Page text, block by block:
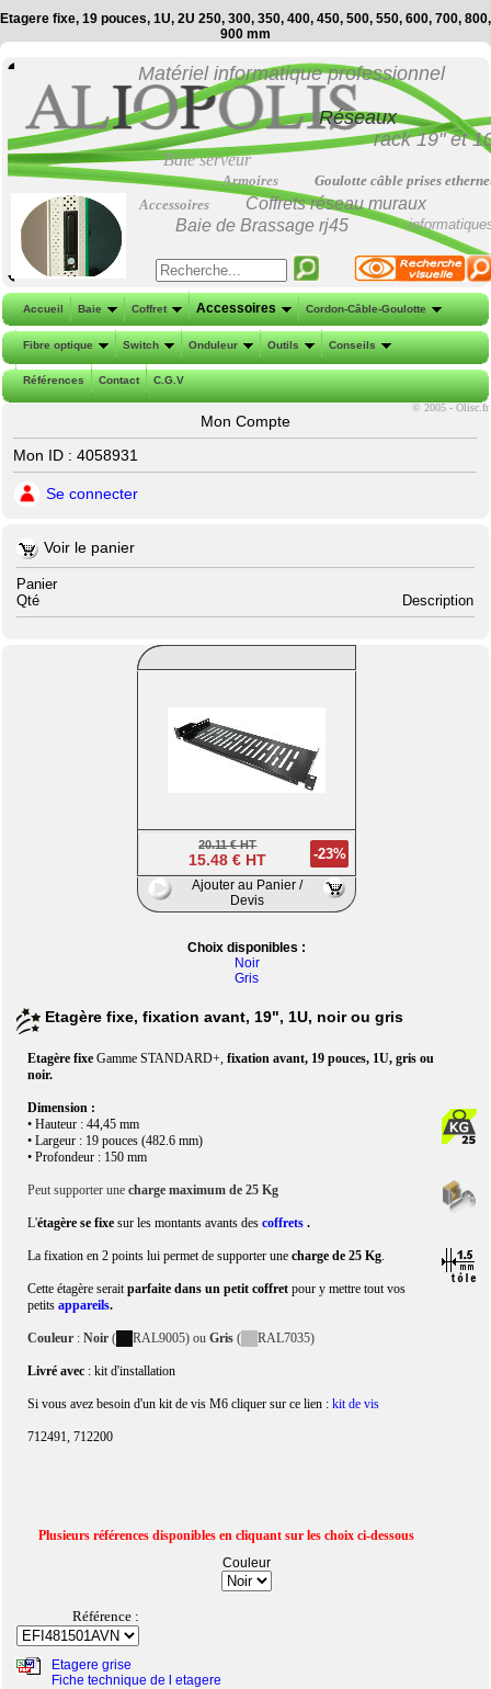
Etagere fixe, 19 pouces, 1U, 2U 250, 300, 350, 400, 450, 500, 550, 600, 700, 800,
900 mm
Matériel informatique professionnel
Réseaux
rack 19"et
Baie serveur
Armoires
Goulotte câble prises
Accessoires
Coffrets réseau muraux
Baie de Brassage rj45
Accueil Baie Coffret Accessoires Cordon-Câble-Goulotte
Fibre optique Switch Onduleur Outils Conseils
Références Contact C.G.V
© 2005 - Olisc.fr
Mon Compte
Mon ID : 4058931
Se connecter
Voir le panier
Panier
Qté
Description
20.11 € HT
15.48 € HT -23%
Ajouter au Panier /
Devis
Choix disponibles :
Noir
Gris
Etagère fixe, fixation avant, 19", 1U, noir ou gris
Etagère fixe Gamme STANDARD+, fixation avant, 19 pouces, 1U, gris ou
noir.
Dimension :
• Hauteur : 44,45 mm
• Largeur : 19 pouces (482.6 mm)
• Profondeur : 150 mm
Peut supporter unecharge maximum de 25 Kg
L'étagère se fixe sur les montants avants descoffrets.
La fixation en 2 points lui permet de supporter unecharge de 25 Kg.
Cette étagère seraitparfaite dans un petit coffretpour y mettre tout vos
petitsappareils.
Couleur :Noir ( RAL9005) ouGris( RAL7035)
Livré avec : kit d'installation
Si vous avez besoin d'un kit de vis M6 cliquer sur ce lien :kit de vis
712491, 712200
Plusieurs références disponibles en cliquant sur les choix ci-dessous
Couleur
Référence :
Etagere grise
Fiche technique de l etagere